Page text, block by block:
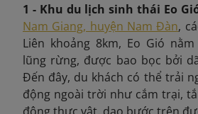
1 - Khu du lịch sinh thái Eo
Nam Giang, huyện Nam Đàn,
Liên khoảng 8km, Eo Gió
lũng rừng, được bao bọc bởi
Đến đây, du khách có thể trải
động ngoài trời như cắm trại,